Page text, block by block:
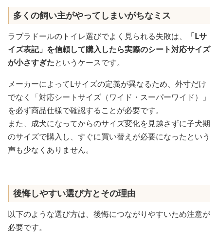
多くの飼い主がやってしまいがちなミス
ラブラドールのトイレ選びでよく見られる失敗は、
「Lサ
イズ表記」を信頼して購入したら実際のシート対応サイズ
が小さすぎたというケースです。
メーカーによってLサイズの定義が異なるため、外寸だけ
でなく「対応シートサイズ（ワイド・スーパーワイド）」
を必ず商品仕様で確認することが必要です。
また、成犬になってからのサイズ変化を見越さずに子犬期
のサイズで購入し、すぐに買い替えが必要になったという
声も少なくありません。
後悔しやすい選び方とその理由
以下のような選び方は、後悔につながりやすいため注意が
必要です。